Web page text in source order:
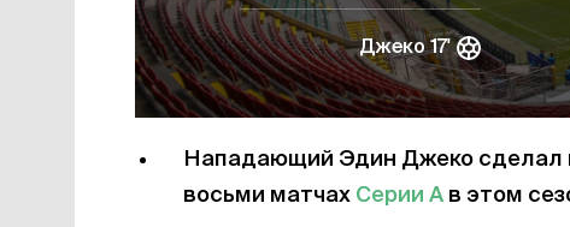
Джеко 17'
Нападающий Эдин Джеко сделал
восьми матчах Серии А в этом